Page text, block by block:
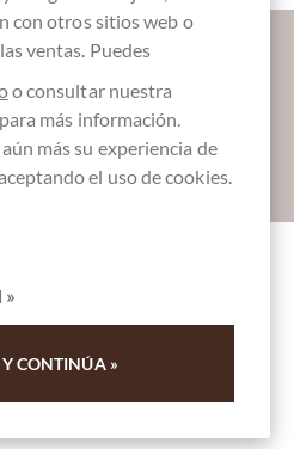
bandeja de entrada:
Cioccolata
70%
ayude a otros clientes. Gracias
con otros sitios web o
ventas. Puedes
o consultar nuestra
para más información.
más su experiencia de
el uso de cookies.
»
CONTINÚA »